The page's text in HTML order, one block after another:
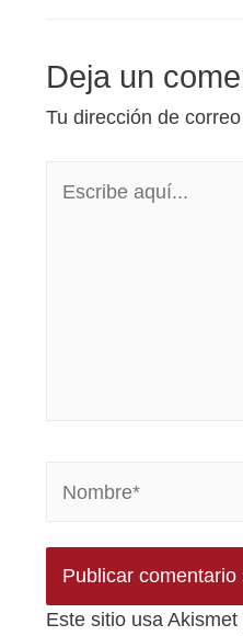
Deja un
Tu dirección de
Este sitio usa